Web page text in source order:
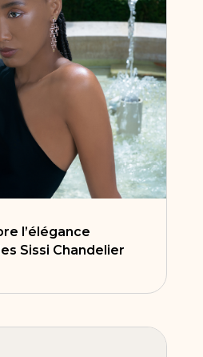
l’élégance
Sissi Chandelier